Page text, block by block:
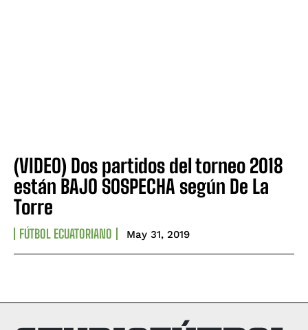
(VIDEO) Dos partidos del torneo 2018
están BAJO SOSPECHA según De La
Torre
FÚTBOL ECUATORIANO May 31, 2019